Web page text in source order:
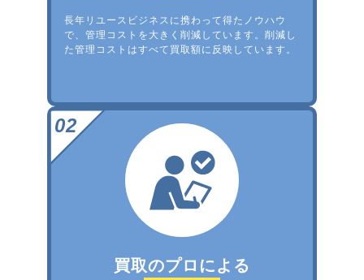
長年リユースビジネスに携わって得たノウハウ
で、管理コストを大きく削減しています。削減し
た管理コストはすべて買取額に反映しています。
買取のプロによる